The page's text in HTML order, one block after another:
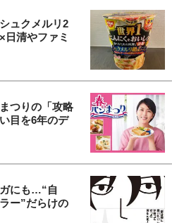
ュクメルリ2
日清やファミ
つりの「攻略
目を6年のデ
にも…“自
ー”だらけの